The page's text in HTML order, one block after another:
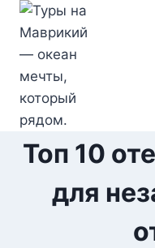
Перейти
содержимому
Топ 10
для